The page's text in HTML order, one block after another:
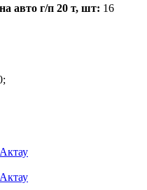
авто г/п 20 т, шт: 16